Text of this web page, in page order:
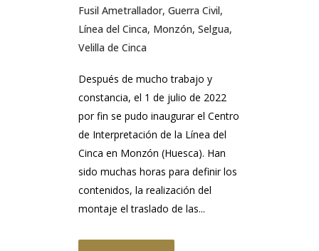
Fusil Ametrallador, Guerra Civil,
Línea del Cinca, Monzón, Selgua,
Velilla de Cinca
Después de mucho trabajo y
constancia, el 1 de julio de 2022
por fin se pudo inaugurar el Centro
de Interpretación de la Línea del
Cinca en Monzón (Huesca). Han
sido muchas horas para definir los
contenidos, la realización del
montaje el traslado de las...